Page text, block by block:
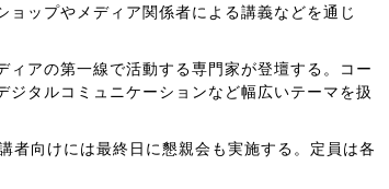
ップやメディア関係者による講義などを通じ
アの第一線で活動する専門家が登壇する。コー
タルコミュニケーションなど幅広いテーマを扱
者向けには最終日に懇親会も実施する。定員は各